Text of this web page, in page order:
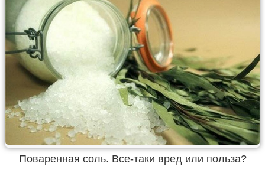
Поваренная соль. Все-таки вред или польза?